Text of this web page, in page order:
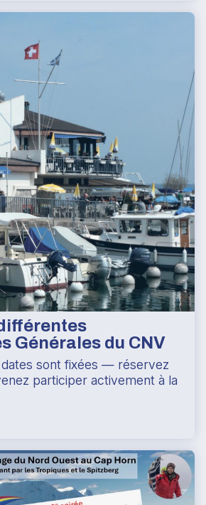
Générales du CNV
sont fixées — réservez
participer activement à la